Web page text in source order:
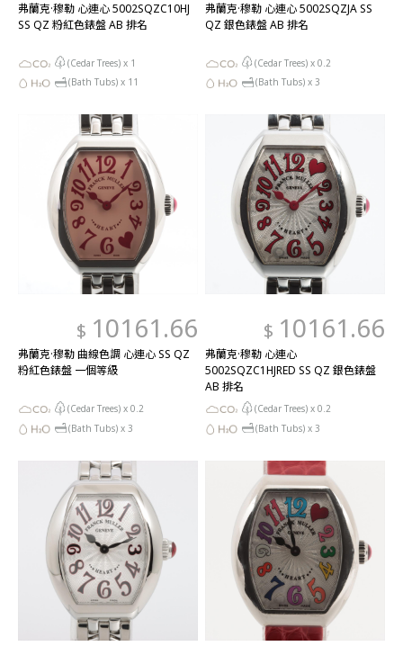
弗蘭克·穆勒 心連心 5002SQZC10HJ
SS QZ 粉紅色錶盤 AB 排名
(Cedar Trees) x 1
(Bath Tubs) x 11
弗蘭克·穆勒 心連心 5002SQZJA SS
QZ 銀色錶盤 AB 排名
(Cedar Trees) x 0.2
(Bath Tubs) x 3
$ 10161.66
弗蘭克·穆勒 曲線色調 心連心 SS QZ
粉紅色錶盤 一個等級
(Cedar Trees) x 0.2
(Bath Tubs) x 3
$ 10161.66
弗蘭克·穆勒 心連心
5002SQZC1HJRED SS QZ 銀色錶盤
AB 排名
(Cedar Trees) x 0.2
(Bath Tubs) x 3